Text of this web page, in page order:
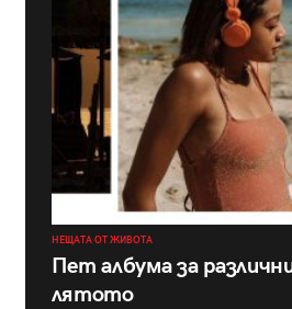
НЕЩАТА ОТ ЖИВОТА
Пет албума за
лятото